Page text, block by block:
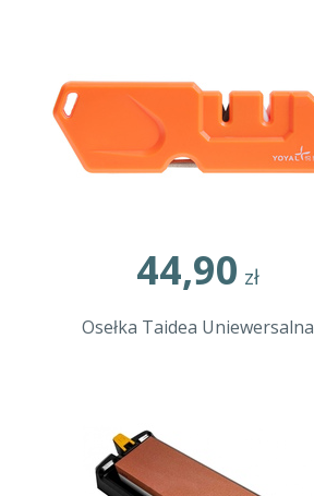
44,90 zł
Osełka Taidea Uniewersalna